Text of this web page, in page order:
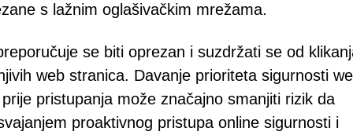
s lažnim oglašivačkim mrežama.
se biti oprezan i suzdržati se od
web stranica. Davanje prioriteta sigurnosti
pristupanja može značajno smanjiti rizik da
proaktivnog pristupa online sigurnosti i